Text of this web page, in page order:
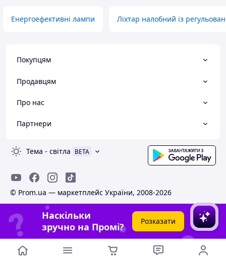
Енергоефективні лампи Ліхтар налобний із
Покупцям
Продавцям
Про нас
Партнери
Тема - світла BETA
© Prom.ua — маркетплейс України, 2008-2026
Наскільки
зручно на Промі?
Розказати